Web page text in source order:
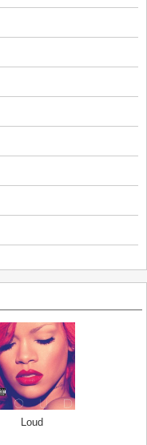
Loud